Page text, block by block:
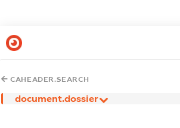
CAHEADER.SEARCH
document.dossier